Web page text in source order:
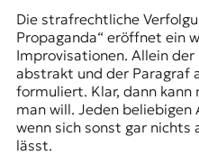
Die strafrechtliche
Propaganda“ eröffnet ein
Improvisationen. Allein
abstrakt und der Paragraf
formuliert. Klar, dann kann
man will. Jeden
wenn sich sonst gar nichts
lässt.